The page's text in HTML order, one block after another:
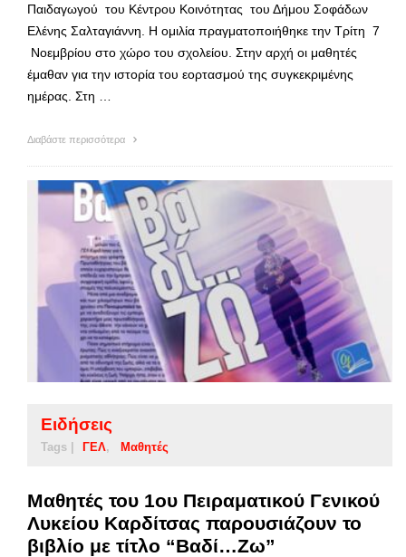
Παιδαγωγού του Κέντρου Κοινότητας του Δήμου Σοφάδων
Ελένης Σαλταγιάννη. Η ομιλία πραγματοποιήθηκε την Τρίτη 7
Νοεμβρίου στο χώρο του σχολείου. Στην αρχή οι μαθητές
έμαθαν για την ιστορία του εορτασμού της συγκεκριμένης
ημέρας. Στη …
Διαβάστε περισσότερα
Ειδήσεις
Tags | ΓΕΛ Μαθητές
Μαθητές του 1ου Πειραματικού Γενικού
Λυκείου Καρδίτσας παρουσιάζουν το
βιβλίο με τίτλο “Βαδί…Ζω”